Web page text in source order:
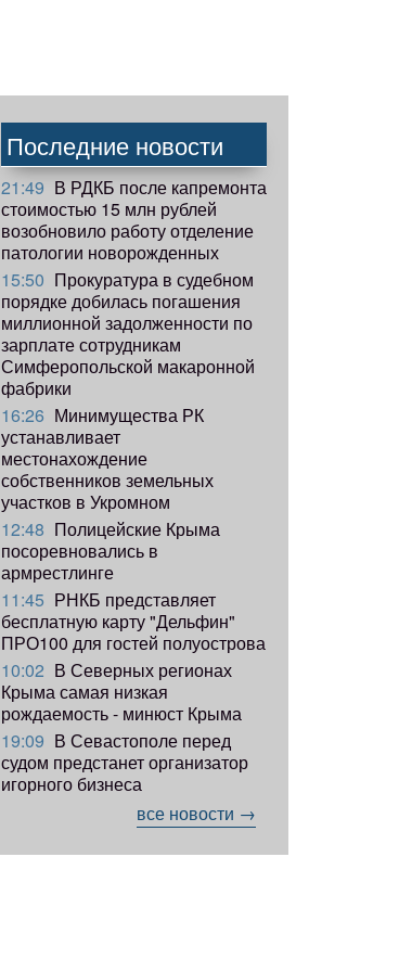
Последние новости
21:49 В РДКБ после капремонта
стоимостью 15 млн рублей
возобновило работу отделение
патологии новорожденных
15:50 Прокуратура в судебном
порядке добилась погашения
миллионной задолженности по
зарплате сотрудникам
Симферопольской макаронной
фабрики
16:26 Минимущества РК
устанавливает
местонахождение
собственников земельных
участков в Укромном
12:48 Полицейские Крыма
посоревновались в
армрестлинге
11:45 РНКБ представляет
бесплатную карту "Дельфин"
ПРО100 для гостей полуострова
10:02 В Северных регионах
Крыма самая низкая
рождаемость - минюст Крыма
19:09 В Севастополе перед
судом предстанет организатор
игорного бизнеса
все новости →